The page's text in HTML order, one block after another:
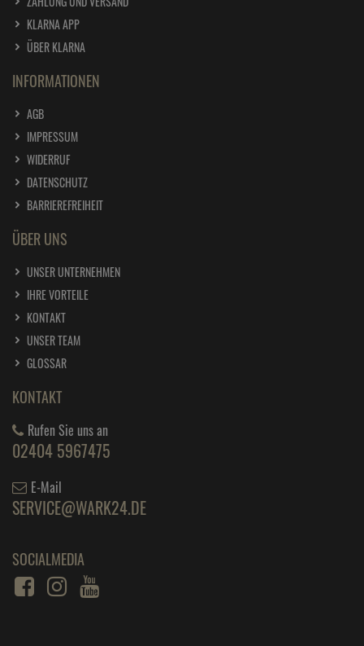
KLARNA APP
ÜBER KLARNA
INFORMATIONEN
AGB
IMPRESSUM
WIDERRUF
DATENSCHUTZ
BARRIEREFREIHEIT
ÜBER UNS
UNSER UNTERNEHMEN
IHRE VORTEILE
KONTAKT
UNSER TEAM
GLOSSAR
KONTAKT
Rufen Sie uns an
02404 5967475
E-Mail
SERVICE@WARK24.DE
SOCIALMEDIA